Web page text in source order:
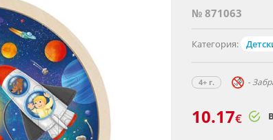
№ 871063
Категория:
4+ г. -
10.17€